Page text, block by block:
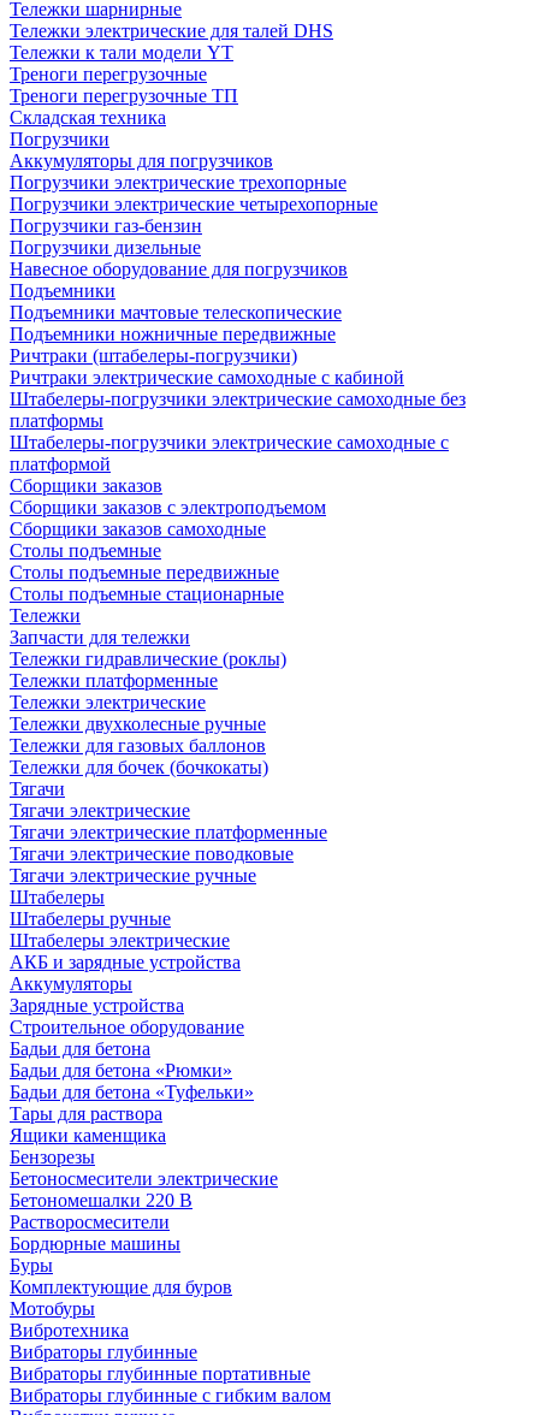
Тележки шарнирные
Тележки электрические для талей DHS
Тележки к тали модели YT
Треноги перегрузочные
Треноги перегрузочные ТП
Складская техника
Погрузчики
Аккумуляторы для погрузчиков
Погрузчики электрические трехопорные
Погрузчики электрические четырехопорные
Погрузчики газ-бензин
Погрузчики дизельные
Навесное оборудование для погрузчиков
Подъемники
Подъемники мачтовые телескопические
Подъемники ножничные передвижные
Ричтраки (штабелеры-погрузчики)
Ричтраки электрические самоходные с кабиной
Штабелеры-погрузчики электрические самоходные без
платформы
Штабелеры-погрузчики электрические самоходные с
платформой
Сборщики заказов
Сборщики заказов с электроподъемом
Сборщики заказов самоходные
Столы подъемные
Столы подъемные передвижные
Столы подъемные стационарные
Тележки
Запчасти для тележки
Тележки гидравлические (роклы)
Тележки платформенные
Тележки электрические
Тележки двухколесные ручные
Тележки для газовых баллонов
Тележки для бочек (бочкокаты)
Тягачи
Тягачи электрические
Тягачи электрические платформенные
Тягачи электрические поводковые
Тягачи электрические ручные
Штабелеры
Штабелеры ручные
Штабелеры электрические
АКБ и зарядные устройства
Аккумуляторы
Зарядные устройства
Строительное оборудование
Бадьи для бетона
Бадьи для бетона «Рюмки»
Бадьи для бетона «Туфельки»
Тары для раствора
Ящики каменщика
Бензорезы
Бетоносмесители электрические
Бетономешалки 220 В
Растворосмесители
Бордюрные машины
Буры
Комплектующие для буров
Мотобуры
Вибротехника
Вибраторы глубинные
Вибраторы глубинные портативные
Вибраторы глубинные с гибким валом